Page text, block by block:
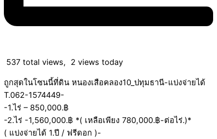
537 total views, 2 views today
ถูกสุดในโซนนี้ที่ดิน หนองเสือคลอง10_ปทุมธานี-แบ่งจ่ายได้
T.062-1574449-
-1.ไร่ – 850,000.฿
-2.ไร่ -1,560,000.฿ *( เหลือเพียง 780,000.฿-ต่อไร่.)*
( แบ่งจ่ายได้ 1.ปี / ฟรีดอก )-